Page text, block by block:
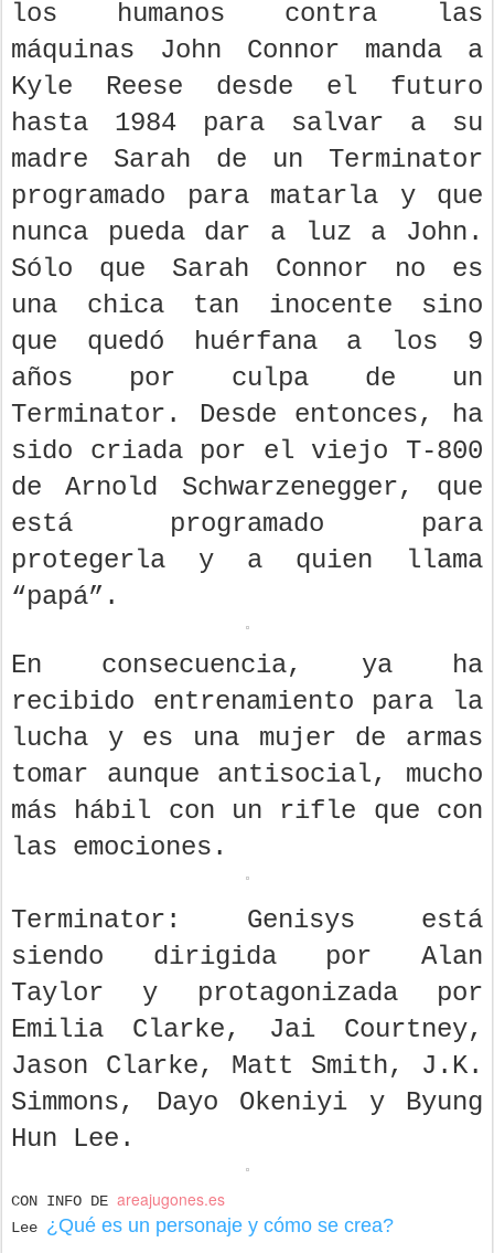
los humanos contra las
máquinas John Connor manda a
Kyle Reese desde el futuro
hasta 1984 para salvar a su
madre Sarah de un Terminator
programado para matarla y que
nunca pueda dar a luz a John.
Sólo que Sarah Connor no es
una chica tan inocente sino
que quedó huérfana a los 9
años por culpa de un
Terminator. Desde entonces, ha
sido criada por el viejo T-800
de Arnold Schwarzenegger, que
está programado para
protegerla y a quien llama
“papá”.
En consecuencia, ya ha
recibido entrenamiento para la
lucha y es una mujer de armas
tomar aunque antisocial, mucho
más hábil con un rifle que con
las emociones.
Terminator: Genisys está
siendo dirigida por Alan
Taylor y protagonizada por
Emilia Clarke, Jai Courtney,
Jason Clarke, Matt Smith, J.K.
Simmons, Dayo Okeniyi y Byung
Hun Lee.
CON INFO DE areajugones.es
Lee ¿Qué es un personaje y cómo se crea?